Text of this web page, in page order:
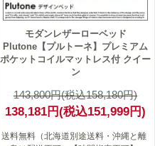
モダンレザーローベッド
Plutone【プルトーネ】プレミアム
ポケットコイルマットレス付 クイー
ン
143,800円(税込158,180円)
138,181円(税込151,999円)
送料無料（北海道別途送料・沖縄と離